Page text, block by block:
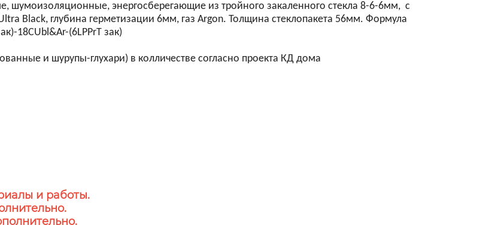
шумоизоляционные, энергосберегающие из тройного закаленного стекла 8-6-6мм, с
Black, глубина герметизации 6мм, газ Argon. Толщина стеклопакета 56мм. Формула
18CUbl&Ar-(6LPPrT зак)
и шурупы-глухари) в колличестве согласно проекта КД дома
и работы.